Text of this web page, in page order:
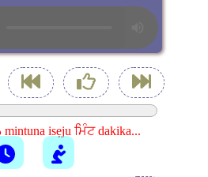
...minutes دقيقةً mintuna isẹju ਮਿੰਟ dakika...